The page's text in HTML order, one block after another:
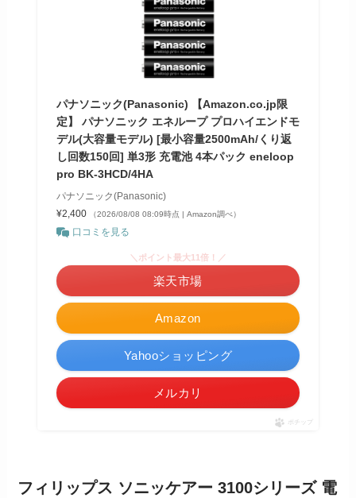
パナソニック(Panasonic) 【Amazon.co.jp限
定】 パナソニック エネループ プロハイエンドモ
デル(大容量モデル) [最小容量2500mAh/くり返
し回数150回] 単3形 充電池 4本パック eneloop
pro BK-3HCD/4HA
パナソニック(Panasonic)
¥2,400
（2026/08/08 08:09時点 | Amazon調べ）
口コミを見る
Amazon
＼ポイント最大11倍！／
楽天市場
Yahooショッピング
メルカリ
ポチップ
フィリップス ソニッケアー 3100シリーズ 電